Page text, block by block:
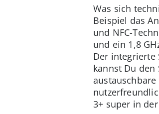
Was sich
Beispiel das
und NFC-
und ein 1,8
Der integrierte
kannst Du
3+ super in